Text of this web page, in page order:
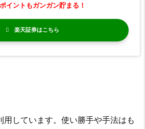
イントもガンガン貯まる！
楽天証券
用しています。使い勝手や手法はも